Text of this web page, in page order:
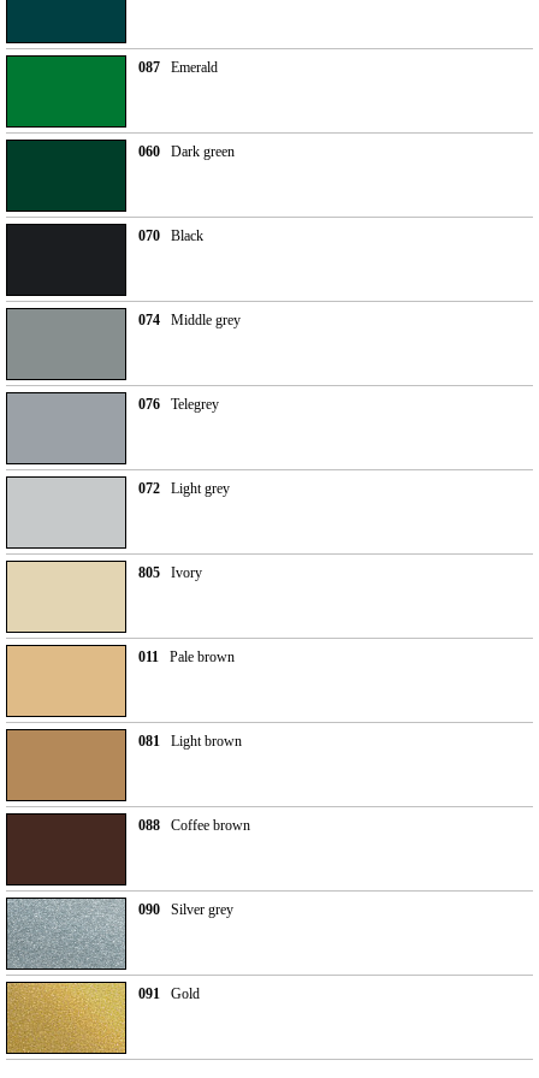
087 Emerald
060 Dark green
070 Black
074 Middle grey
076 Telegrey
072 Light grey
805 Ivory
011 Pale brown
081 Light brown
088 Coffee brown
090 Silver grey
091 Gold